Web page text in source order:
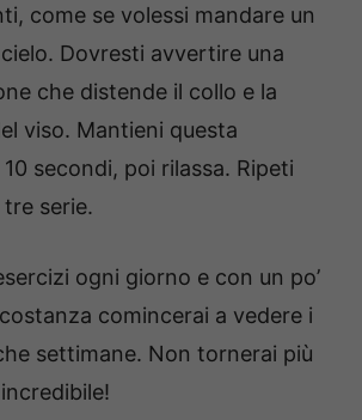
come se volessi mandare un
Dovresti avvertire una
che distende il collo e la
viso. Mantieni questa
secondi, poi rilassa. Ripeti
tre serie.
ogni giorno e con un po’
comincerai a vedere i
settimane. Non tornerai più